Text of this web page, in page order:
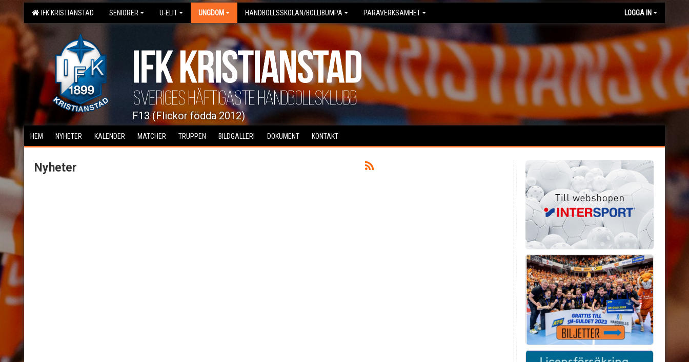
IFK KRISTIANSTAD SENIORER U-ELIT UNGDOM HANDBOLLSSKOLAN/BOLLIBUMPA PARAVERKSAMHET LOGGA IN
F13 (Flickor födda 2012)
HEM NYHETER KALENDER MATCHER TRUPPEN BILDGALLERI DOKUMENT KONTAKT
Nyheter